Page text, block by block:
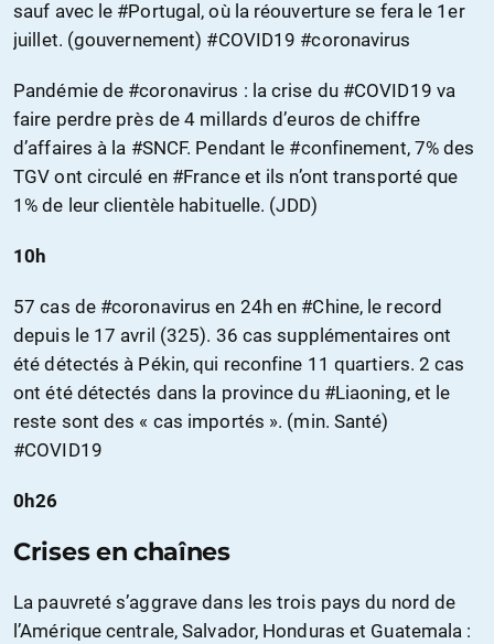
sauf avec le #Portugal, où la réouverture se fera le 1er
juillet. (gouvernement) #COVID19 #coronavirus
Pandémie de #coronavirus : la crise du #COVID19 va
faire perdre près de 4 millards d’euros de chiffre
d’affaires à la #SNCF. Pendant le #confinement, 7% des
TGV ont circulé en #France et ils n’ont transporté que
1% de leur clientèle habituelle. (JDD)
10h
57 cas de #coronavirus en 24h en #Chine, le record
depuis le 17 avril (325). 36 cas supplémentaires ont
été détectés à Pékin, qui reconfine 11 quartiers. 2 cas
ont été détectés dans la province du #Liaoning, et le
reste sont des « cas importés ». (min. Santé)
#COVID19
0h26
Crises en chaînes
La pauvreté s’aggrave dans les trois pays du nord de
l’Amérique centrale, Salvador, Honduras et Guatemala :